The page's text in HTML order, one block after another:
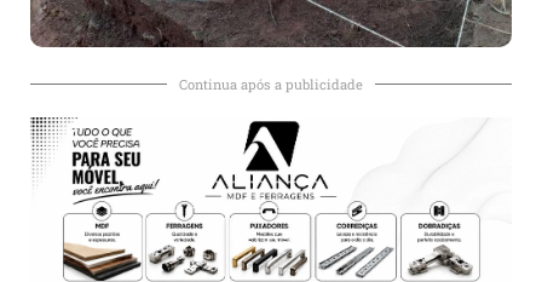
Continua após a publicidade